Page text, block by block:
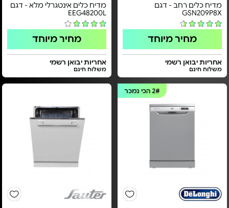
מדיח כלים רחב - דגם
GSN209P8X
מחיר מיוחד
אחריות יבואן רשמי
משלוח חינם
מדיח כלים אינטגרלי מלא - דגם
EEG48200L
מחיר מיוחד
אחריות יבואן רשמי
משלוח חינם
2#הכי נמכר